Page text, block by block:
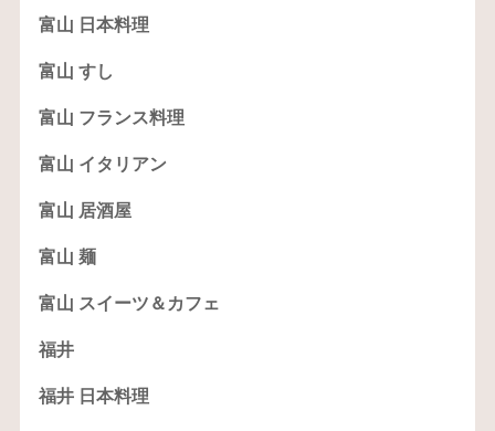
富山 日本料理
富山 すし
富山 フランス料理
富山 イタリアン
富山 居酒屋
富山 麺
富山 スイーツ＆カフェ
福井
福井 日本料理